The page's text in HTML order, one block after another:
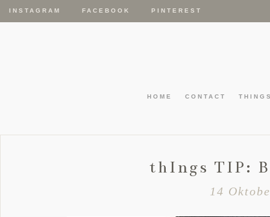
INSTAGRAM FACEBOOK PINTEREST
HOME CONTACT
thIngs TIP:
14